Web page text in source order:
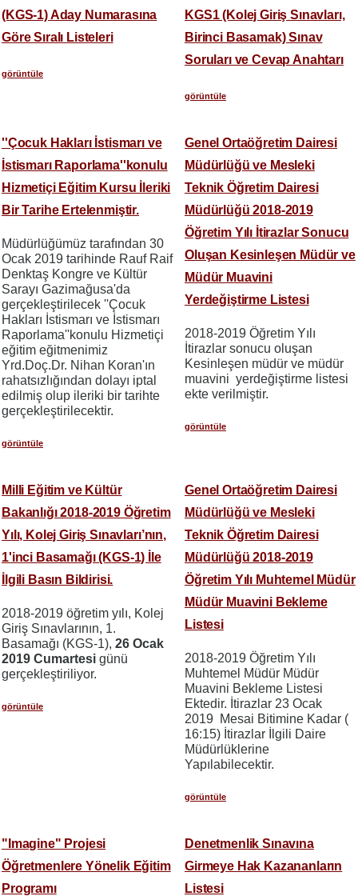
(KGS-1) Aday Numarasına
Göre Sıralı Listeleri
görüntüle
KGS1 (Kolej Giriş Sınavları,
Birinci Basamak) Sınav
Soruları ve Cevap Anahtarı
görüntüle
''Çocuk Hakları İstismarı ve
İstismarı Raporlama''konulu
Hizmetiçi Eğitim Kursu İleriki
Bir Tarihe Ertelenmiştir.
Müdürlüğümüz tarafından 30
Ocak 2019 tarihinde Rauf Raif
Denktaş Kongre ve Kültür
Sarayı Gazimağusa'da
gerçekleştirilecek ''Çocuk
Hakları İstismarı ve İstismarı
Raporlama''konulu Hizmetiçi
eğitim eğitmenimiz
Yrd.Doç.Dr. Nihan Koran'ın
rahatsızlığından dolayı iptal
edilmiş olup ileriki bir tarihte
gerçekleştirilecektir.
görüntüle
Genel Ortaöğretim Dairesi
Müdürlüğü ve Mesleki
Teknik Öğretim Dairesi
Müdürlüğü 2018-2019
Öğretim Yılı İtirazlar Sonucu
Oluşan Kesinleşen Müdür ve
Müdür Muavini
Yerdeğiştirme Listesi
2018-2019 Öğretim Yılı
İtirazlar sonucu oluşan
Kesinleşen müdür ve müdür
muavini yerdeğiştirme listesi
ekte verilmiştir.
görüntüle
Milli Eğitim ve Kültür
Bakanlığı 2018-2019 Öğretim
Yılı, Kolej Giriş Sınavları’nın,
1'inci Basamağı (KGS-1) İle
İlgili Basın Bildirisi.
2018-2019 öğretim yılı, Kolej
Giriş Sınavlarının, 1.
Basamağı (KGS-1), 26 Ocak
2019 Cumartesi günü
gerçekleştiriliyor.
görüntüle
Genel Ortaöğretim Dairesi
Müdürlüğü ve Mesleki
Teknik Öğretim Dairesi
Müdürlüğü 2018-2019
Öğretim Yılı Muhtemel Müdür
Müdür Muavini Bekleme
Listesi
2018-2019 Öğretim Yılı
Muhtemel Müdür Müdür
Muavini Bekleme Listesi
Ektedir. İtirazlar 23 Ocak
2019 Mesai Bitimine Kadar (
16:15) İtirazlar İlgili Daire
Müdürlüklerine
Yapılabilecektir.
görüntüle
"Imagine" Projesi
Öğretmenlere Yönelik Eğitim
Programı
Denetmenlik Sınavına
Girmeye Hak Kazananların
Listesi